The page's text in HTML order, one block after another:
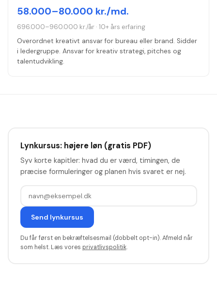
58.000–80.000 kr./md.
696.000–960.000 kr./år ·10+ års erfaring
Overordnet kreativt ansvar for bureau eller brand. Sidder
i ledergruppe. Ansvar for kreativ strategi, pitches og
talentudvikling.
Lynkursus: højere løn (gratis PDF)
Syv korte kapitler: hvad du er værd, timingen, de
præcise formuleringer og planen hvis svaret er nej.
Send lynkursus
Du får først en bekræftelsesmail (dobbelt opt-in). Afmeld når
som helst. Læs vores privatlivspolitik.